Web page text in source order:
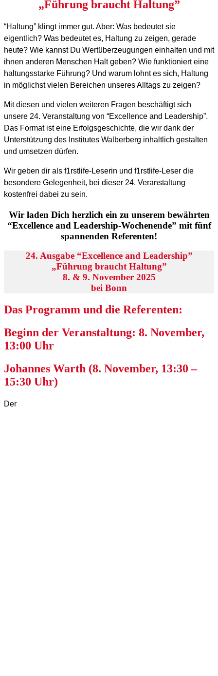
„Führung braucht Haltung”
“Haltung” klingt immer gut. Aber: Was bedeutet sie
eigentlich? Was bedeutet es, Haltung zu zeigen, gerade
heute? Wie kannst Du Wertüberzeugungen einhalten und mit
ihnen anderen Menschen Halt geben? Wie funktioniert eine
haltungsstarke Führung? Und warum lohnt es sich, Haltung
in möglichst vielen Bereichen unseres Alltags zu zeigen?
Mit diesen und vielen weiteren Fragen beschäftigt sich
unsere 24. Veranstaltung von “Excellence and Leadership”.
Das Format ist eine Erfolgsgeschichte, die wir dank der
Unterstützung des Institutes Walberberg inhaltlich gestalten
und umsetzen dürfen.
Wir geben dir als f1rstlife-Leserin und f1rstlife-Leser die
besondere Gelegenheit, bei dieser 24. Veranstaltung
kostenfrei dabei zu sein.
Wir laden Dich herzlich ein zu unserem bewährten
“Excellence and Leadership-Wochenende” mit fünf
spannenden Referenten!
24. Ausgabe “Excellence and Leadership”
„Führung braucht Haltung”
8. & 9. November 2025
bei Bonn
Das Programm und die Referenten:
Beginn der Veranstaltung: 8. November,
13:00 Uhr
Johannes Warth (8. November, 13:30 –
15:30 Uhr)
Der